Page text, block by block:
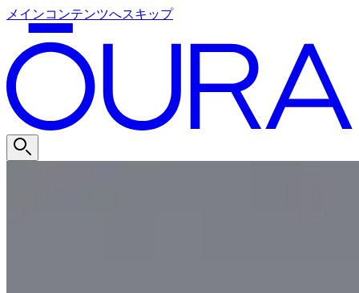
メインコンテンツへスキップ